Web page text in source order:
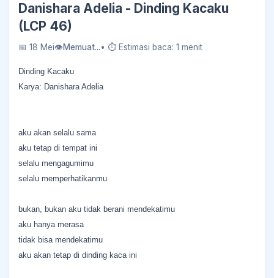
Danishara Adelia - Dinding Kacaku
(LCP 46)
📅 18 Mei👁Memuat...• ⏱ Estimasi baca: 1 menit
Dinding Kacaku
Karya: Danishara Adelia
aku akan selalu sama
aku tetap di tempat ini
selalu mengagumimu
selalu memperhatikanmu
bukan, bukan aku tidak berani mendekatimu
aku hanya merasa
tidak bisa mendekatimu
aku akan tetap di dinding kaca ini